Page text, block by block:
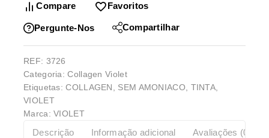
Compare Favoritos
Pergunte-Nos Compartilhar
REF: 3726
Categoria:Collagen Violet
Etiquetas:COLLAGEN, SEM AMONIACO, TINTA,
VIOLET
Marca:VIOLET
Descrição Informação adicional Avaliações (0)